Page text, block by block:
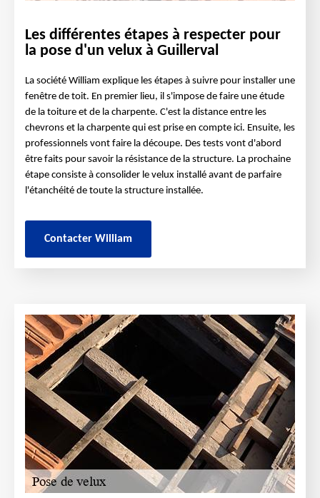
Les différentes étapes à respecter pour
la pose d'un velux à Guillerval
La société William explique les étapes à suivre pour installer une
fenêtre de toit. En premier lieu, il s'impose de faire une étude
de la toiture et de la charpente. C'est la distance entre les
chevrons et la charpente qui est prise en compte ici. Ensuite, les
professionnels vont faire la découpe. Des tests vont d'abord
être faits pour savoir la résistance de la structure. La prochaine
étape consiste à consolider le velux installé avant de parfaire
l'étanchéité de toute la structure installée.
Contacter William